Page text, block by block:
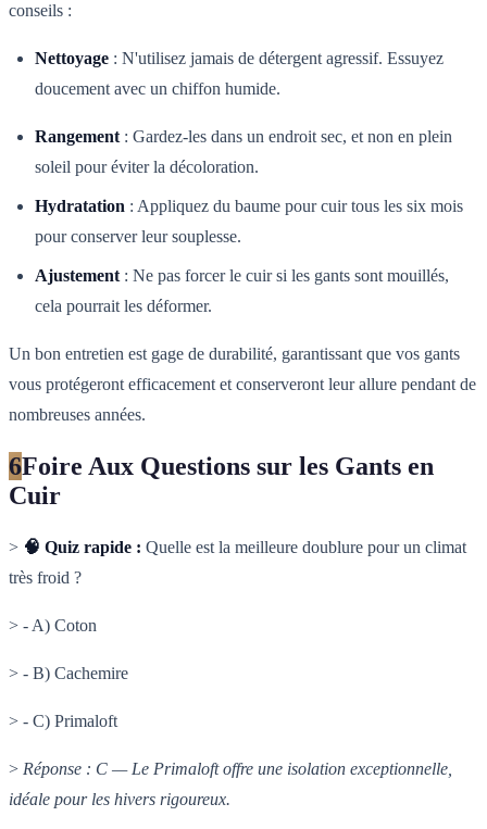
conseils :
Nettoyage : N'utilisez jamais de détergent agressif. Essuyez
doucement avec un chiffon humide.
Rangement : Gardez-les dans un endroit sec, et non en plein
soleil pour éviter la décoloration.
Hydratation : Appliquez du baume pour cuir tous les six mois
pour conserver leur souplesse.
Ajustement : Ne pas forcer le cuir si les gants sont mouillés,
cela pourrait les déformer.
Un bon entretien est gage de durabilité, garantissant que vos gants
vous protégeront efficacement et conserveront leur allure pendant de
nombreuses années.
6Foire Aux Questions sur les Gants en
Cuir
> 🧠 Quiz rapide : Quelle est la meilleure doublure pour un climat
très froid ?
> - A) Coton
> - B) Cachemire
> - C) Primaloft
> Réponse : C — Le Primaloft offre une isolation exceptionnelle,
idéale pour les hivers rigoureux.